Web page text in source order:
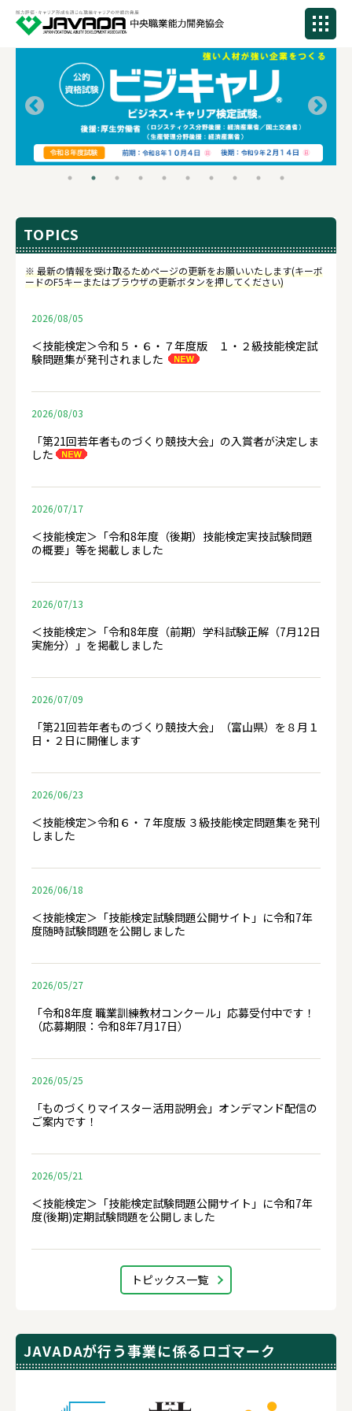
TOPICS
※ 最新の情報を受け取るためページの更新をお願いいたします(キーボ
ードのF5キーまたはブラウザの更新ボタンを押してください)
2026/08/05
＜技能検定＞令和５・６・７年度版 １・２級技能検定試
験問題集が発刊されました
2026/08/03
「第21回若年者ものづくり競技大会」の入賞者が決定しま
した
2026/07/17
＜技能検定＞「令和8年度（後期）技能検定実技試験問題
の概要」等を掲載しました
2026/07/13
＜技能検定＞「令和8年度（前期）学科試験正解（7月12日
実施分）」を掲載しました
2026/07/09
「第21回若年者ものづくり競技大会」（富山県）を８月１
日・２日に開催します
2026/06/23
＜技能検定＞令和６・７年度版 ３級技能検定問題集を発刊
しました
2026/06/18
＜技能検定＞「技能検定試験問題公開サイト」に令和7年
度随時試験問題を公開しました
2026/05/27
「令和8年度 職業訓練教材コンクール」応募受付中です！
（応募期限：令和8年7月17日）
2026/05/25
「ものづくりマイスター活用説明会」オンデマンド配信の
ご案内です！
2026/05/21
＜技能検定＞「技能検定試験問題公開サイト」に令和7年
度(後期)定期試験問題を公開しました
トピックス一覧
JAVADAが行う事業に係るロゴマーク